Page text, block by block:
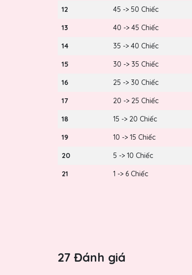
12 45 -> 50 Chiếc
13 40 -> 45 Chiếc
14 35 -> 40 Chiếc
15 30 -> 35 Chiếc
16 25 -> 30 Chiếc
17 20 -> 25 Chiếc
18 15 -> 20 Chiếc
19 10 -> 15 Chiếc
20 5 -> 10 Chiếc
21 1 -> 6 Chiếc
27 Đánh giá